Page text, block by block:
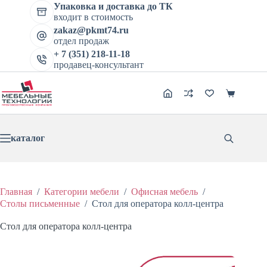
Стол для оператора колл-центра
6815₽
Первоначальная
цена
составляла
6815 ₽.
5452₽
Текущая
цена:
5452 ₽.
можно
выбрать
товара.
Упаковка и доставка до ТК
входит в стоимость
zakaz@pkmt74.ru
отдел продаж
+ 7 (351) 218-11-18
продавец-консультант
Корзина
каталог
Главная / Категории мебели / Офисная мебель /
Столы письменные / Стол для оператора колл-центра
Стол для оператора колл-центра